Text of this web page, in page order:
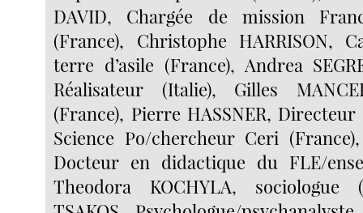
DAVID, Chargée de mission
(France), Christophe HARRISON,
terre d’asile (France), Andrea
Réalisateur (Italie), Gilles
(France), Pierre HASSNER,
Science Po/chercheur Ceri
Docteur en didactique du FLE/
Theodora KOCHYLA, sociologue